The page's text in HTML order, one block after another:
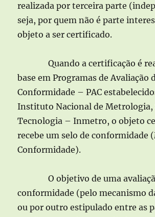
realizada por terceira parte
seja, por quem não é parte
objeto a ser certificado.
Quando a certificação é
base em Programas de Avaliação
Conformidade – PAC
Instituto Nacional de Metrologia,
Tecnologia – Inmetro, o objeto
recebe um selo de conformidade
Conformidade).
O objetivo de uma
conformidade (pelo mecanismo
ou por outro estipulado entre as